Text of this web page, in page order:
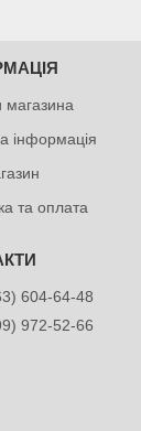
магазина
інформація
та оплата
604-64-48
972-52-66